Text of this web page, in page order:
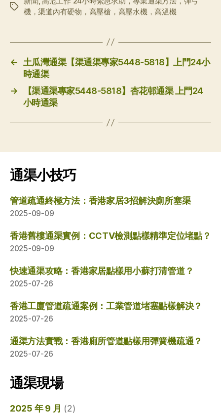
标
機，渠道內有硬物，高壓槍，高壓水機，高溫機
←
土瓜灣通渠【渠通渠專家5448-5818】上門24小
時通渠
→
【渠通渠專家5448-5818】杏花邨通渠 上門24
小時通渠
通渠小技巧
管道疏通終極方法：香港家居3招解決廁所塞渠
2025-09-09
香港舊樓通渠實例：CCTV檢測點樣精準定位堵點？
2025-09-09
快速通渠攻略：香港家居點樣用小蘇打清管道？
2025-07-26
香港工廈管道疏通案例：工業管道堵塞點樣解決？
2025-07-26
通渠方法實戰：香港廁所管道點樣用彈簧機疏通？
2025-07-26
通渠現場
2025 年 9 月 (2)